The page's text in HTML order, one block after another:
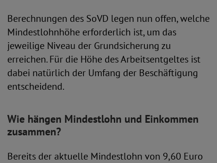
Berechnungen des SoVD legen nun offen, welche
Mindestlohnhöhe erforderlich ist, um das
jeweilige Niveau der Grundsicherung zu
erreichen. Für die Höhe des Arbeitsentgeltes ist
dabei natürlich der Umfang der Beschäftigung
entscheidend.
Wie hängen Mindestlohn und Einkommen
zusammen?
Bereits der aktuelle Mindestlohn von 9,60 Euro